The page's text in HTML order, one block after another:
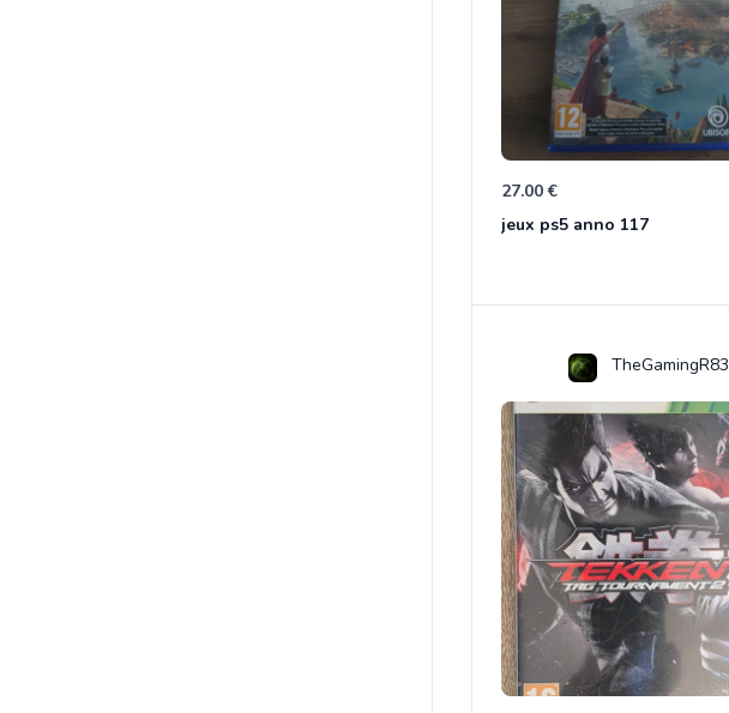
27.00 €
jeux ps5 anno 117
TheGamingR83